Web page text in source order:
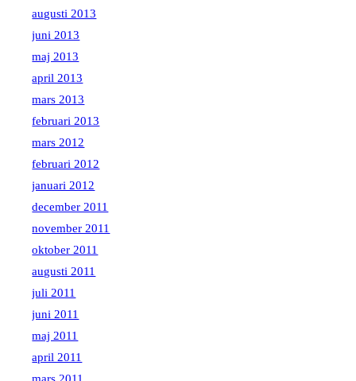
augusti 2013
juni 2013
maj 2013
april 2013
mars 2013
februari 2013
mars 2012
februari 2012
januari 2012
december 2011
november 2011
oktober 2011
augusti 2011
juli 2011
juni 2011
maj 2011
april 2011